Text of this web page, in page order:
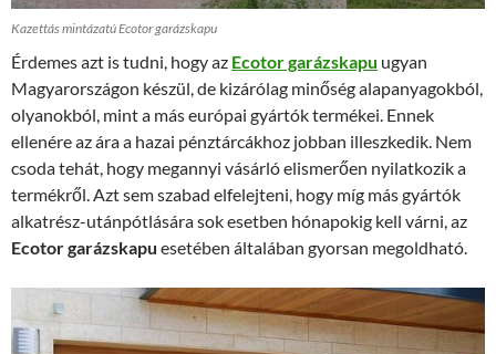
Kazettás mintázatú Ecotor garázskapu
Érdemes azt is tudni, hogy az Ecotor garázskapu ugyan
Magyarországon készül, de kizárólag minőség alapanyagokból,
olyanokból, mint a más európai gyártók termékei. Ennek
ellenére az ára a hazai pénztárcákhoz jobban illeszkedik. Nem
csoda tehát, hogy megannyi vásárló elismerően nyilatkozik a
termékről. Azt sem szabad elfelejteni, hogy míg más gyártók
alkatrész-utánpótlására sok esetben hónapokig kell várni, az
Ecotor garázskapu esetében általában gyorsan megoldható.